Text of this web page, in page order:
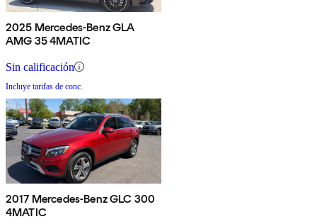
2025 Mercedes-Benz GLA
AMG 35 4MATIC
Sin calificación
Incluye tarifas de conc.
2017 Mercedes-Benz GLC 300
4MATIC